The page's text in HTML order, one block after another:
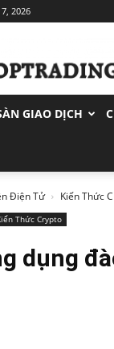
2026
Trang
Tin
Tức
Đầu
GIAO DỊCH
Điện Tử Kiến Thức
Thức Crypto
dụng